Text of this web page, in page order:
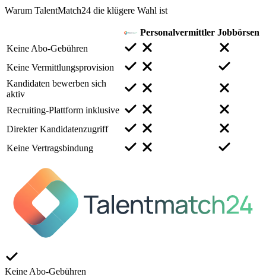
Warum TalentMatch24 die klügere Wahl ist
Personalvermittler Jobbörsen
Keine Abo-Gebühren
Keine Vermittlungsprovision
Kandidaten bewerben sich
aktiv
Recruiting-Plattform inklusive
Direkter Kandidatenzugriff
Keine Vertragsbindung
Keine Abo-Gebühren